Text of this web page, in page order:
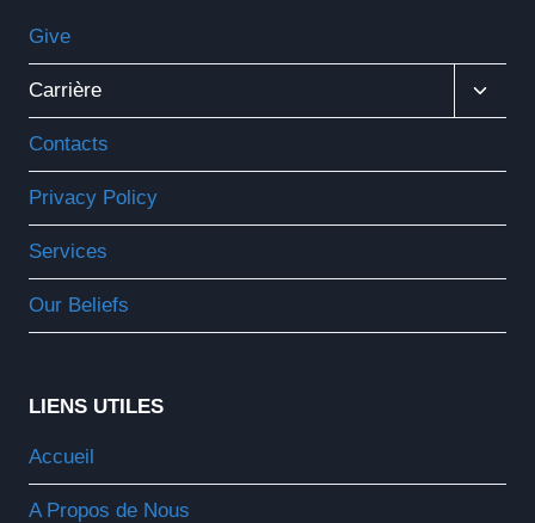
Give
Carrière
Le
Contacts
Privacy Policy
Services
Our Beliefs
LIENS UTILES
Accueil
A Propos de Nous